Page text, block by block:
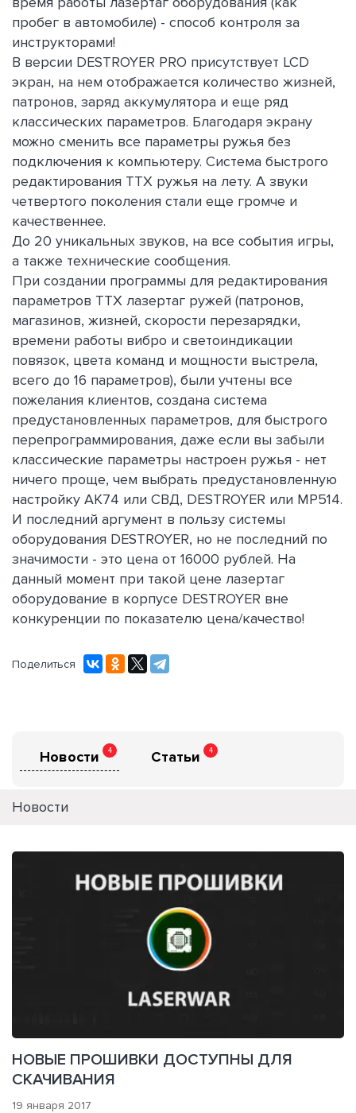
пробег в автомобиле) - способ контроля за
инструкторами!
В версии DESTROYER PRO присутствует LCD
экран, на нем отображается количество жизней,
патронов, заряд аккумулятора и еще ряд
классических параметров. Благодаря экрану
можно сменить все параметры ружья без
подключения к компьютеру. Система быстрого
редактирования ТТХ ружья на лету. А звуки
четвертого поколения стали еще громче и
качественнее.
До 20 уникальных звуков, на все события игры,
а также технические сообщения.
При создании программы для редактирования
параметров ТТХ лазертаг ружей (патронов,
магазинов, жизней, скорости перезарядки,
времени работы вибро и светоиндикации
повязок, цвета команд и мощности выстрела,
всего до 16 параметров), были учтены все
пожелания клиентов, создана система
предустановленных параметров, для быстрого
перепрограммирования, даже если вы забыли
классические параметры настроен ружья - нет
ничего проще, чем выбрать предустановленную
настройку АК74 или СВД, DESTROYER или MP514.
И последний аргумент в пользу системы
оборудования DESTROYER, но не последний по
значимости - это цена от 16000 рублей. На
данный момент при такой цене лазертаг
оборудование в корпусе DESTROYER вне
конкуренции по показателю цена/качество!
Поделиться
Новости 4 Статьи 4
Новости
НОВЫЕ ПРОШИВКИ ДОСТУПНЫ ДЛЯ
СКАЧИВАНИЯ
19 января 2017